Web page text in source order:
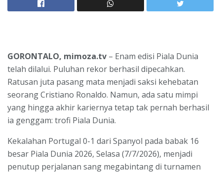
GORONTALO, mimoza.tv – Enam edisi Piala Dunia
telah dilalui. Puluhan rekor berhasil dipecahkan.
Ratusan juta pasang mata menjadi saksi kehebatan
seorang Cristiano Ronaldo. Namun, ada satu mimpi
yang hingga akhir kariernya tetap tak pernah berhasil
ia genggam: trofi Piala Dunia.
Kekalahan Portugal 0-1 dari Spanyol pada babak 16
besar Piala Dunia 2026, Selasa (7/7/2026), menjadi
penutup perjalanan sang megabintang di turnamen